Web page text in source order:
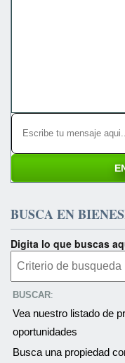
BUSCA EN
Digita lo que buscas
BUSCAR:
Vea nuestro listado de
oportunidades
Busca una propiedad